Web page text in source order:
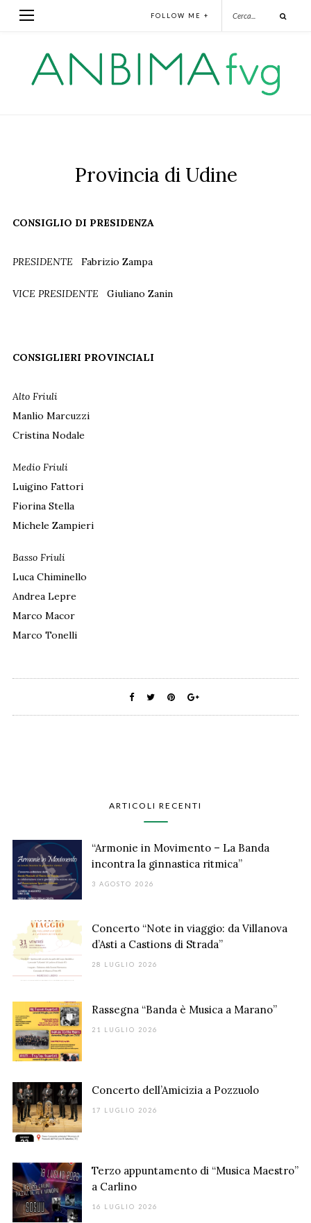
FOLLOW ME +
Provincia di Udine
CONSIGLIO DI PRESIDENZA
PRESIDENTE Fabrizio Zampa
VICE PRESIDENTE Giuliano Zanin
CONSIGLIERI PROVINCIALI
Alto Friuli
Manlio Marcuzzi
Cristina Nodale
Medio Friuli
Luigino Fattori
Fiorina Stella
Michele Zampieri
Basso Friuli
Luca Chiminello
Andrea Lepre
Marco Macor
Marco Tonelli
ARTICOLI RECENTI
“Armonie in Movimento – La Banda
incontra la ginnastica ritmica”
3 AGOSTO 2026
Concerto “Note in viaggio: da Villanova
d’Asti a Castions di Strada”
28 LUGLIO 2026
Rassegna “Banda è Musica a Marano”
21 LUGLIO 2026
Concerto dell’Amicizia a Pozzuolo
17 LUGLIO 2026
Terzo appuntamento di “Musica Maestro”
a Carlino
16 LUGLIO 2026